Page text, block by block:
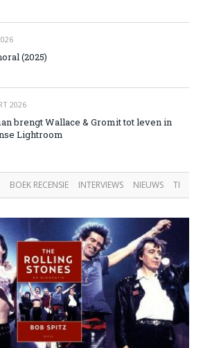
(2025)
2026
brengt Wallace & Gromit tot leven in
Lightroom
BOEK RECENSIE INTERVIEWS NIEUWS